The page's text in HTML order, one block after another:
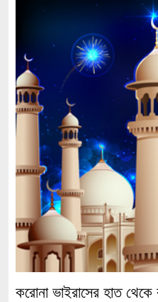
করোনা ভাইরাসের হাত থেকে